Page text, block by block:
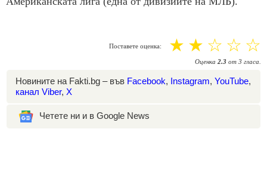
Поставете оценка: ☆
☆
☆
☆
☆
Оценка 2.3 от 3 гласа.
Новините на Fakti.bg – във Facebook, Instagram, YouTube,
канал Viber, X
Четете ни и в Google News